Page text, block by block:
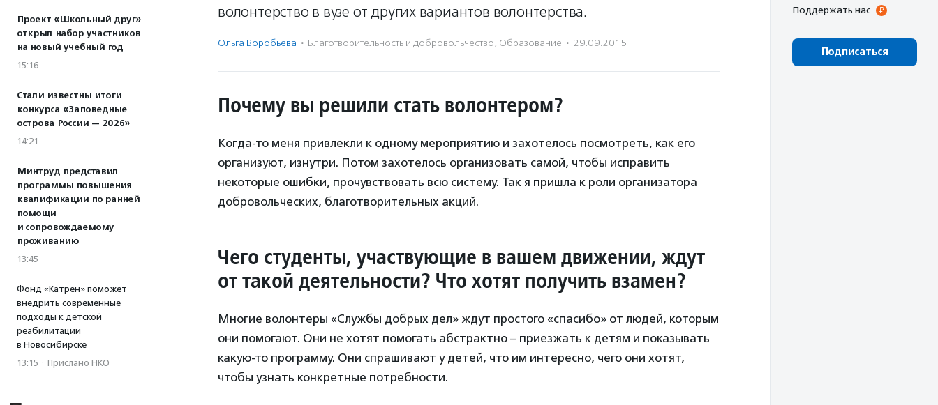
Проект «Школьный друг»
открыл набор участников
на новый учебный год
15:16
Стали известны итоги
конкурса «Заповедные
острова России — 2026»
14:21
Минтруд представил
программы повышения
квалификации по ранней
помощи
и сопровождаемому
проживанию
13:45
Фонд «Катрен» поможет
внедрить современные
подходы к детской
реабилитации
в Новосибирске
13:15 · Прислано НКО
волонтерство в вузе от других вариантов волонтерства.
Ольга Воробьева · Благотвори­тель­ность и доброволь­чест­во, Образование · 29.09.2015
Почему вы решили стать волонтером?
Когда-то меня привлекли к одному мероприятию и захотелось посмотреть, как его
организуют, изнутри. Потом захотелось организовать самой, чтобы исправить
некоторые ошибки, прочувствовать всю систему. Так я пришла к роли организатора
добровольческих, благотворительных акций.
Чего студенты, участвующие в вашем движении, ждут
от такой деятельности? Что хотят получить взамен?
Многие волонтеры «Службы добрых дел» ждут простого «спасибо» от людей, которым
они помогают. Они не хотят помогать абстрактно – приезжать к детям и показывать
какую-то программу. Они спрашивают у детей, что им интересно, чего они хотят,
чтобы узнать конкретные потребности.
Поддержать нас
Подписаться